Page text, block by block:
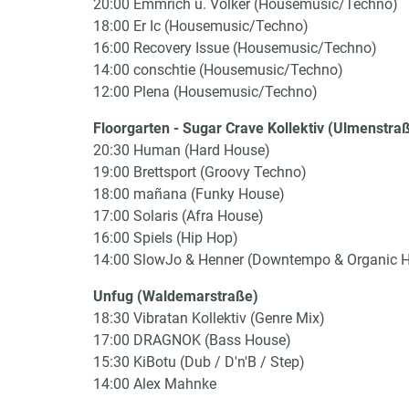
20:00 Emmrich u. Völker (Housemusic/Techno)
18:00 Er Ic (Housemusic/Techno)
16:00 Recovery Issue (Housemusic/Techno)
14:00 conschtie (Housemusic/Techno)
12:00 Plena (Housemusic/Techno)
Floorgarten - Sugar Crave Kollektiv
20:30 Human (Hard House)
19:00 Brettsport (Groovy Techno)
18:00 mañana (Funky House)
17:00 Solaris (Afra House)
16:00 Spiels (Hip Hop)
14:00 SlowJo & Henner (Downtempo & Organic
Unfug (Waldemarstraße)
18:30 Vibratan Kollektiv (Genre Mix)
17:00 DRAGNOK (Bass House)
15:30 KiBotu (Dub / D'n'B / Step)
14:00 Alex Mahnke